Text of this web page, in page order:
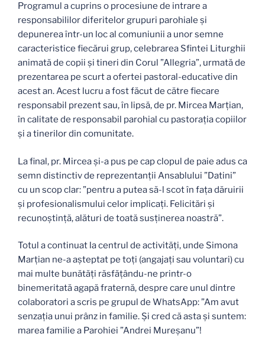
Programul a cuprins o procesiune de intrare a
responsabililor diferitelor grupuri parohiale și
depunerea într-un loc al comuniunii a unor semne
caracteristice fiecărui grup, celebrarea Sfintei Liturghii
animată de copii și tineri din Corul ”Allegria”, urmată de
prezentarea pe scurt a ofertei pastoral-educative din
acest an. Acest lucru a fost făcut de către fiecare
responsabil prezent sau, în lipsă, de pr. Mircea Marțian,
în calitate de responsabil parohial cu pastorația copiilor
și a tinerilor din comunitate.
La final, pr. Mircea și-a pus pe cap clopul de paie adus ca
semn distinctiv de reprezentanții Ansablului ”Datini”
cu un scop clar: ”pentru a putea să-l scot în fața dăruirii
și profesionalismului celor implicați. Felicitări și
recunoștință, alături de toată susținerea noastră”.
Totul a continuat la centrul de activități, unde Simona
Marțian ne-a așteptat pe toți (angajați sau voluntari) cu
mai multe bunătăți răsfățându-ne printr-o
binemeritată agapă fraternă, despre care unul dintre
colaboratori a scris pe grupul de WhatsApp: ”Am avut
senzația unui prânz in familie. Și cred că asta și suntem:
marea familie a Parohiei ”Andrei Mureșanu”!